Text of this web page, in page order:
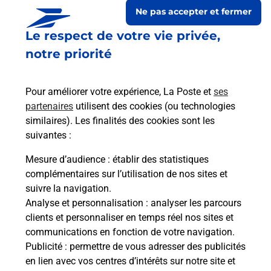
Le respect de votre vie privée,
notre priorité
Pour améliorer votre expérience, La Poste et ses
partenaires utilisent des cookies (ou technologies
similaires). Les finalités des cookies sont les
suivantes :
Mesure d’audience : établir des statistiques
complémentaires sur l’utilisation de nos sites et
suivre la navigation.
Analyse et personnalisation : analyser les parcours
clients et personnaliser en temps réel nos sites et
communications en fonction de votre navigation.
Publicité : permettre de vous adresser des publicités
en lien avec vos centres d’intérêts sur notre site et
Ne pas accepter et fermer
Prochaine collecte du courriersamedià 09h30
9 Place Maurice Richard
31340 Le Born
Itinéraire
Le lien s'ouvre dans un nouvel onglet